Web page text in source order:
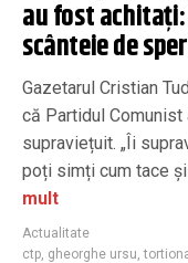
au fost
scânteie de
Gazetarul Cristian
că Partidul
supraviețuit. „Îi
poți simți cum tace
mult
Actualitate
ctp, gheorghe ursu,